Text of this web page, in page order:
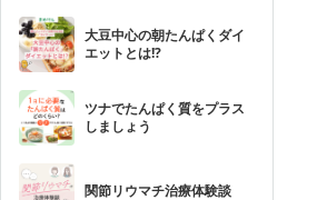
大豆中心の朝たんぱくダイ
エットとは!?
ツナでたんぱく質をプラス
しましょう
関節リウマチ治療体験談